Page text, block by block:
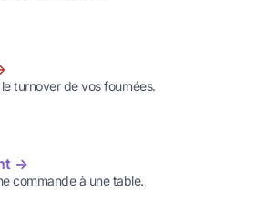
turnover de vos fournées.
->
commande à une table.